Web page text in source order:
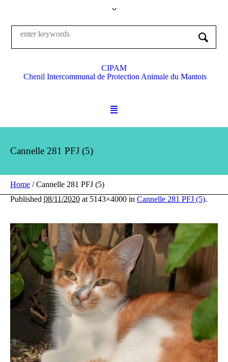
CIPAM
Chenil Intercommunal de Protection Animale du Mantois
Cannelle 281 PFJ (5)
Home /Cannelle 281 PFJ (5)
Published 08/11/2020 at 5143×4000 in Cannelle 281 PFJ (5).